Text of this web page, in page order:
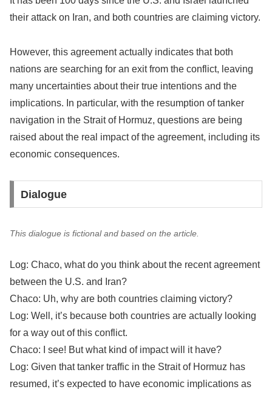
their attack on Iran, and both countries are claiming victory.
However, this agreement actually indicates that both
nations are searching for an exit from the conflict, leaving
many uncertainties about their true intentions and the
implications. In particular, with the resumption of tanker
navigation in the Strait of Hormuz, questions are being
raised about the real impact of the agreement, including its
economic consequences.
Dialogue
This dialogue is fictional and based on the article.
Log: Chaco, what do you think about the recent agreement
between the U.S. and Iran?
Chaco: Uh, why are both countries claiming victory?
Log: Well, it’s because both countries are actually looking
for a way out of this conflict.
Chaco: I see! But what kind of impact will it have?
Log: Given that tanker traffic in the Strait of Hormuz has
resumed, it’s expected to have economic implications as